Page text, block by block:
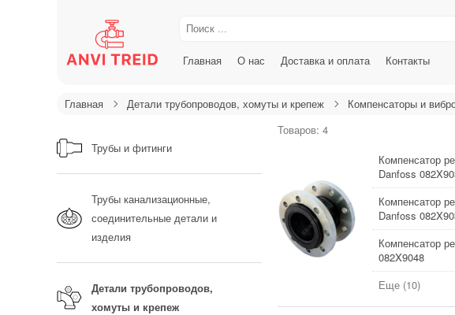
Главная О нас Доставка и оплата Контакты
Главная Детали трубопроводов, хомуты и крепеж Компенсаторы и
Трубы и фитинги
Трубы канализационные,
соединительные детали и
изделия
Детали трубопроводов,
хомуты и крепеж
Товаров: 4
Компенсатор
Danfoss
Компенсатор
Danfoss
Компенсатор
082X9048
Еще (10)